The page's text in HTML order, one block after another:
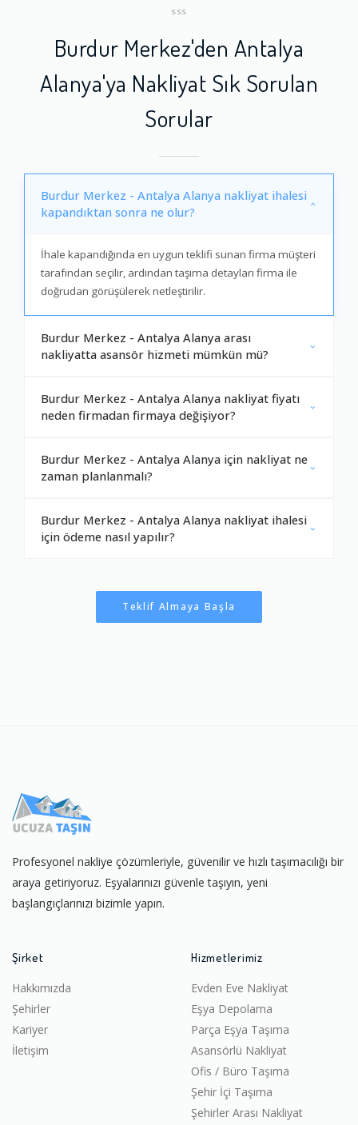
SSS
Burdur Merkez'den Antalya
Alanya'ya Nakliyat Sık Sorulan
Sorular
Burdur Merkez - Antalya Alanya nakliyat ihalesi
kapandıktan sonra ne olur?
İhale kapandığında en uygun teklifi sunan firma müşteri
tarafından seçilir, ardından taşıma detayları firma ile
doğrudan görüşülerek netleştirilir.
Burdur Merkez - Antalya Alanya arası
nakliyatta asansör hizmeti mümkün mü?
Burdur Merkez - Antalya Alanya nakliyat fiyatı
neden firmadan firmaya değişiyor?
Burdur Merkez - Antalya Alanya için nakliyat ne
zaman planlanmalı?
Burdur Merkez - Antalya Alanya nakliyat ihalesi
için ödeme nasıl yapılır?
Teklif Almaya Başla
Profesyonel nakliye çözümleriyle, güvenilir ve hızlı taşımacılığı bir
araya getiriyoruz. Eşyalarınızı güvenle taşıyın, yeni
başlangıçlarınızı bizimle yapın.
Şirket
Hakkımızda
Şehirler
Kariyer
İletişim
Hizmetlerimiz
Evden Eve Nakliyat
Eşya Depolama
Parça Eşya Taşıma
Asansörlü Nakliyat
Ofis / Büro Taşıma
Şehir İçi Taşıma
Şehirler Arası Nakliyat